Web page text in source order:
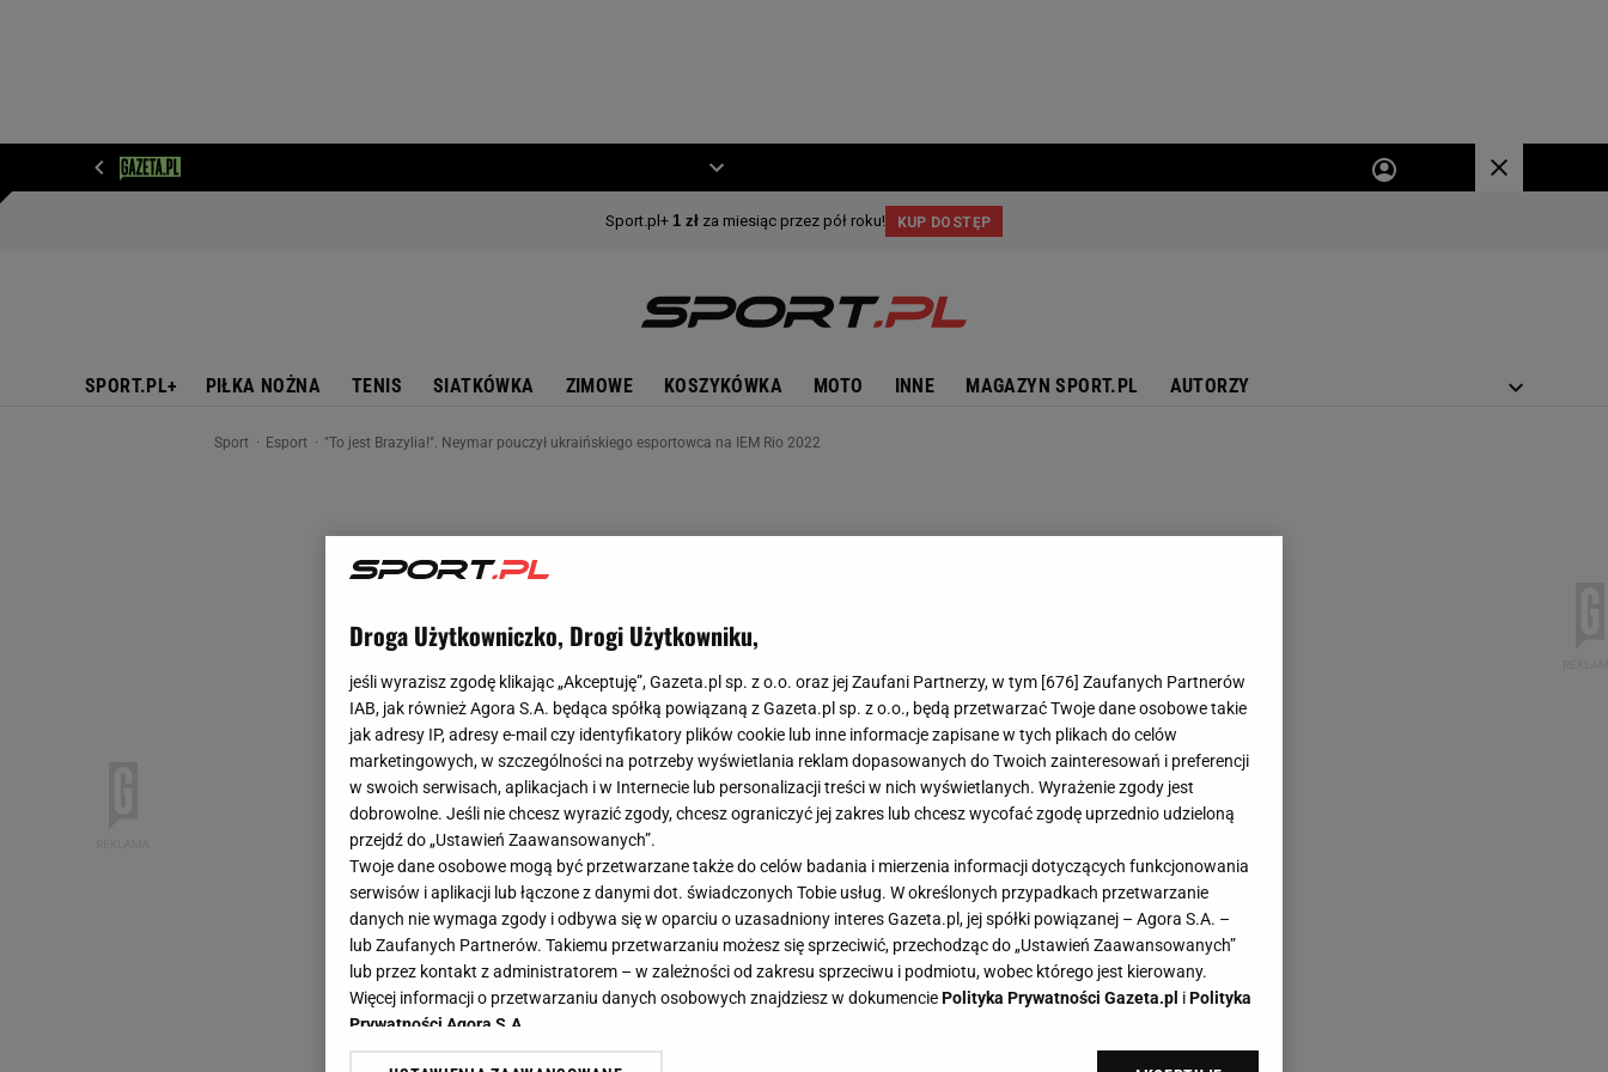
SPORT.PL+ PIŁKA NOŻNA TENIS SIATKÓWKA ZIMOWE KOSZYKÓWKA MOTO INNE MAGAZYN SPORT.PL AUTORZY
Sport Esport "To jest Brazylia!". Neymar pouczył ukraińskiego esportowca na IEM Rio 2022
Droga Użytkowniczko, Drogi Użytkowniku,
jeśli wyrazisz zgodę klikając „Akceptuję”, Gazeta.pl sp. z o.o. oraz jej Zaufani Partnerzy, w tym [676] Zaufanych Partnerów
IAB, jak również Agora S.A. będąca spółką powiązaną z Gazeta.pl sp. z o.o., będą przetwarzać Twoje dane osobowe takie
jak adresy IP, adresy e-mail czy identyfikatory plików cookie lub inne informacje zapisane w tych plikach do celów
marketingowych, w szczególności na potrzeby wyświetlania reklam dopasowanych do Twoich zainteresowań i preferencji
w swoich serwisach, aplikacjach i w Internecie lub personalizacji treści w nich wyświetlanych. Wyrażenie zgody jest
dobrowolne. Jeśli nie chcesz wyrazić zgody, chcesz ograniczyć jej zakres lub chcesz wycofać zgodę uprzednio udzieloną
przejdź do „Ustawień Zaawansowanych”.
Twoje dane osobowe mogą być przetwarzane także do celów badania i mierzenia informacji dotyczących funkcjonowania
serwisów i aplikacji lub łączone z danymi dot. świadczonych Tobie usług. W określonych przypadkach przetwarzanie
danych nie wymaga zgody i odbywa się w oparciu o uzasadniony interes Gazeta.pl, jej spółki powiązanej – Agora S.A. –
lub Zaufanych Partnerów. Takiemu przetwarzaniu możesz się sprzeciwić, przechodząc do „Ustawień Zaawansowanych”
lub przez kontakt z administratorem – w zależności od zakresu sprzeciwu i podmiotu, wobec którego jest kierowany.
Więcej informacji o przetwarzaniu danych osobowych znajdziesz w dokumenciePolityka Prywatności Gazeta.pl iPolityka
Prywatności Agora S.A.